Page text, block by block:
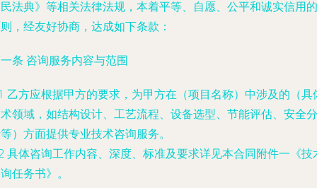
法典》等相关法律法规，本着平等、自愿、公平和诚实信用的
，经友好协商，达成如下条款：
条 咨询服务内容与范围
乙方应根据甲方的要求，为甲方在 （项目名称）中涉及的 （
领域，如结构设计、工艺流程、设备选型、节能评估、安全分
）方面提供专业技术咨询服务。
具体咨询工作内容、深度、标准及要求详见本合同附件一《技
任务书》。